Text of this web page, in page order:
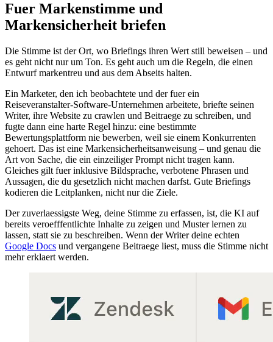
Fuer Markenstimme und
Markensicherheit briefen
Die Stimme ist der Ort, wo Briefings ihren Wert still beweisen – und
es geht nicht nur um Ton. Es geht auch um die Regeln, die einen
Entwurf markentreu und aus dem Abseits halten.
Ein Marketer, den ich beobachtete und der fuer ein
Reiseveranstalter-Software-Unternehmen arbeitete, briefte seinen
Writer, ihre Website zu crawlen und Beitraege zu schreiben, und
fugte dann eine harte Regel hinzu: eine bestimmte
Bewertungsplattform nie bewerben, weil sie einem Konkurrenten
gehoert. Das ist eine Markensicherheitsanweisung – und genau die
Art von Sache, die ein einzeiliger Prompt nicht tragen kann.
Gleiches gilt fuer inklusive Bildsprache, verbotene Phrasen und
Aussagen, die du gesetzlich nicht machen darfst. Gute Briefings
kodieren die Leitplanken, nicht nur die Ziele.
Der zuverlaessigste Weg, deine Stimme zu erfassen, ist, die KI auf
bereits veroefffentlichte Inhalte zu zeigen und Muster lernen zu
lassen, statt sie zu beschreiben. Wenn der Writer deine echten
Google Docs und vergangene Beitraege liest, muss die Stimme nicht
mehr erklaert werden.